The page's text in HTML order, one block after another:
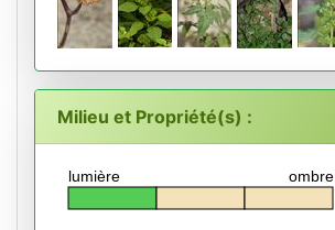
Milieu et Propriété(s) :
ombre
lumière